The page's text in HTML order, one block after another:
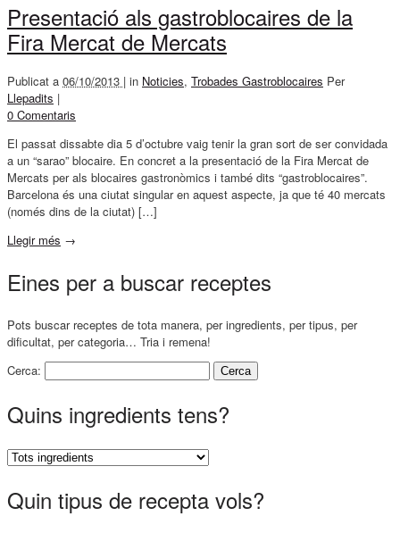
Presentació als gastroblocaires de la
Fira Mercat de Mercats
Publicat a 06/10/2013 | in Noticies, Trobades Gastroblocaires Per
Llepadits |
0 Comentaris
El passat dissabte dia 5 d’octubre vaig tenir la gran sort de ser convidada
a un “sarao” blocaire. En concret a la presentació de la Fira Mercat de
Mercats per als blocaires gastronòmics i també dits “gastroblocaires”.
Barcelona és una ciutat singular en aquest aspecte, ja que té 40 mercats
(només dins de la ciutat) […]
Llegir més →
Eines per a buscar receptes
Pots buscar receptes de tota manera, per ingredients, per tipus, per
dificultat, per categoria… Tria i remena!
Cerca:
Quins ingredients tens?
Quin tipus de recepta vols?